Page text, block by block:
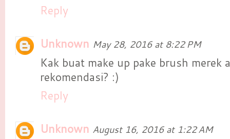
Reply
Unknown May 28, 2016 at 8:22 PM
Kak buat make up pake brush merek
rekomendasi? :)
Reply
Unknown August 16, 2016 at 1:22 AM